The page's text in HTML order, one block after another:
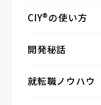
CIY®の使い方
開発秘話
就転職ノウハウ